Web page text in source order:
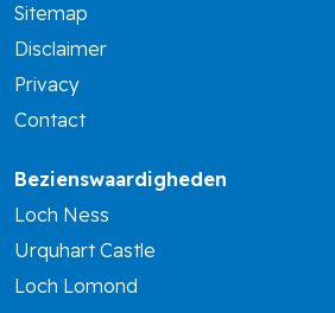
Sitemap
Disclaimer
Privacy
Contact
Bezienswaardigheden
Loch Ness
Urquhart Castle
Loch Lomond